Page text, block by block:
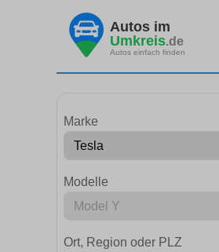
Autos im
Umkreis.de
Autos einfach finden
Marke
Modelle
Ort, Region oder PLZ